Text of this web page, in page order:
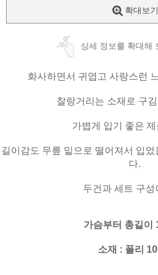
확대보기
상세 정보를 확대해
화사하면서 귀엽고 사랑스런
찰랑거리는 소재로 구
가볍게 입기 좋은
길이감도 무릎 밑으로 떨어져서 입었
다.
두건과 세트 구성
가슴부터 총길이
소재 : 폴리